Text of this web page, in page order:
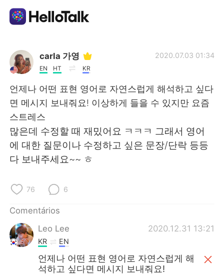
Aplicativo de troca de idioma
AI Grammar Checker
Português
English 简体中文
Deutsch
carla 가영
EN HT KR
2020.07.03 01:34
언제나 어떤 표현 영어로 자연스럽게 해석하고 싶다
면 메시지 보내줘요! 이상하게 들을 수 있지만 요즘
스트레스
많은데 수정할 때 재밌어요 ㅋㅋㅋ 그래서 영어
에 대한 질문이나 수정하고 싶은 문장/단락 등등
다 보내주세요~~ ㅎ
76 6
Comentários
Leo Lee
2020.12.31 13:21
KR EN
언제나 어떤 표현 영어로 자연스럽게 해
석하고 싶다면 메시지 보내줘요!